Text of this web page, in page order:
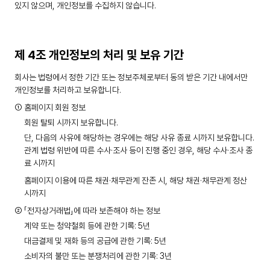
있지 않으며, 개인정보를 수집하지 않습니다.
제 4조 개인정보의 처리 및 보유 기간
회사는 법령에서 정한 기간 또는 정보주체로부터 동의 받은 기간 내에서만
개인정보를 처리하고 보유합니다.
① 홈페이지 회원 정보
회원 탈퇴 시까지 보유합니다.
단, 다음의 사유에 해당하는 경우에는 해당 사유 종료 시까지 보유합니다.
관계 법령 위반에 따른 수사·조사 등이 진행 중인 경우, 해당 수사·조사 종
료 시까지
홈페이지 이용에 따른 채권·채무관계 잔존 시, 해당 채권·채무관계 정산
시까지
② 「전자상거래법」에 따라 보존해야 하는 정보
계약 또는 청약철회 등에 관한 기록: 5년
대금결제 및 재화 등의 공급에 관한 기록: 5년
소비자의 불만 또는 분쟁처리에 관한 기록: 3년